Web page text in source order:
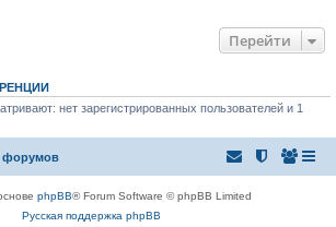
Перейти
нет зарегистрированных пользователей и 1
форумов
phpBB® Forum Software © phpBB Limited
Русская поддержка phpBB